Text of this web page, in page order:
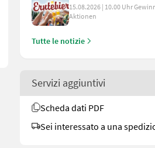
15.08.2026 | 10.00 Uhr
Aktionen
Tutte le notizie
Servizi aggiuntivi
Scheda dati PDF
Sei interessato a una